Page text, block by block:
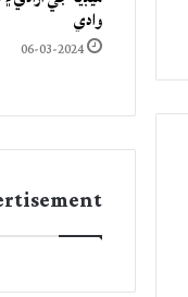
وادي
06-03-2024